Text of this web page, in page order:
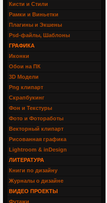
Кисти и Стили
Рамки и Виньетки
Плагины и Экшены
Psd-файлы, Шаблоны
ГРАФИКА
Иконки
Обои на ПК
3D Модели
Png клипарт
Скрапбукинг
Фон и Текстуры
Фото и Фотоработы
Векторный клипарт
Рисованная графика
Lightroom & inDesign
ЛИТЕРАТУРА
Книги по дизайну
Журналы о дизайне
ВИДЕО ПРОЕКТЫ
Футажи